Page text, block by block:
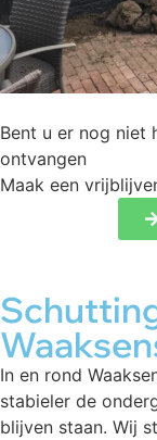
Bent u er nog niet
ontvangen
Maak een
In en rond
stabieler de
blijven staan. Wij